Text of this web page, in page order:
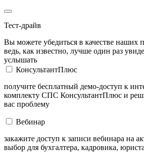
Тест-драйв
Вы можете убедиться в качестве наших
ведь, как известно, лучше один раз
услышать
КонсультантПлюс
получите бесплатный демо-доступ к
комплекту СПС КонсультантПлюс и
вас проблему
Вебинар
закажите доступ к записи вебинара на
выбор для бухгалтера, кадровика,